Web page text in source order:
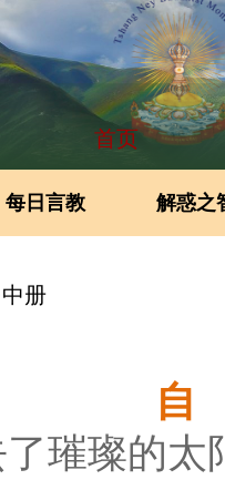
首页
每日言教 解惑之
册
自
璀璨的